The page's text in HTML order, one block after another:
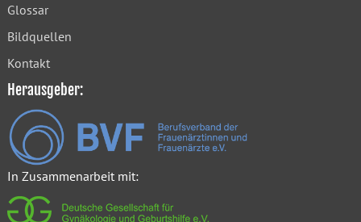
Glossar
Bildquellen
Kontakt
Herausgeber:
In Zusammenarbeit mit: